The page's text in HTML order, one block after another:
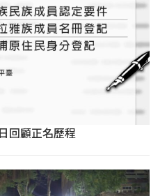
回顧正名歷程